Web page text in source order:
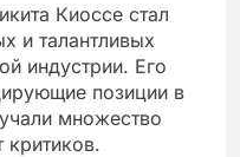
Киоссе стал
и талантливых
индустрии. Его
позиции в
множество
критиков.